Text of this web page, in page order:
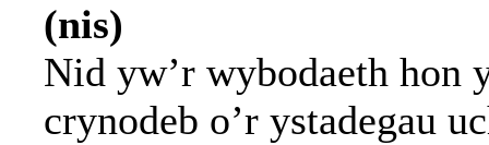
(nis)
Nid yw’r wybodaeth hon
crynodeb o’r ystadegau